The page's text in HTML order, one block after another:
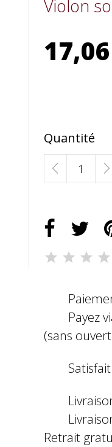
Violon
Quantité
Payez
(sans
Retrait